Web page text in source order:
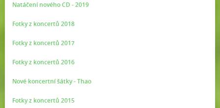
Natáčení nového CD - 2019
Fotky z koncertů 2018
Fotky z koncertů 2017
Fotky z koncertů 2016
Nové koncertní šátky - Thao
Fotky z koncertů 2015